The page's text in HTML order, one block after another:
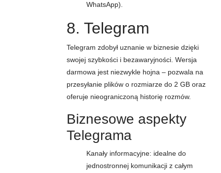
WhatsApp).
8. Telegram
Telegram zdobył uznanie w biznesie dzięki
swojej szybkości i bezawaryjności. Wersja
darmowa jest niezwykle hojna – pozwala na
przesyłanie plików o rozmiarze do 2 GB oraz
oferuje nieograniczoną historię rozmów.
Biznesowe aspekty
Telegrama
Kanały informacyjne: idealne do
jednostronnej komunikacji z całym